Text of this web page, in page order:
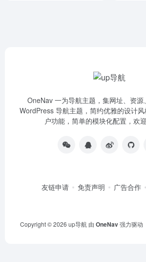
OneNav 一为导航主题，集网址、资源
WordPress 导航主题，简约优雅的设计
户功能，简单的模块化配置，欢
友链申请 免责声明 广告合作
Copyright © 2026 up导航 由 OneNav强力驱动